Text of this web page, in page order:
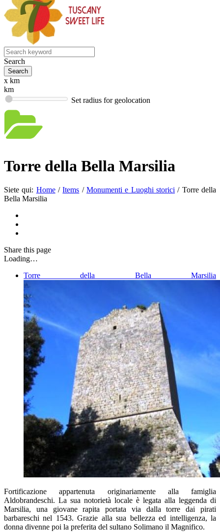
Search
x km
km
Set radius for geolocation
Torre della Bella Marsilia
Siete qui: Home / Items / Monumenti e Luoghi storici / Torre della
Bella Marsilia
Share this page
Loading…
Torre della Bella Marsilia
Fortificazione appartenuta originariamente alla famiglia
Aldobrandeschi. La sua notorietà locale è legata alla leggenda di
Marsilia, una giovane rapita portata via dalla torre dai pirati
barbareschi nel 1543. Grazie alla sua bellezza ed intelligenza, la
donna divenne poi la preferita del sultano Solimano il Magnifico.